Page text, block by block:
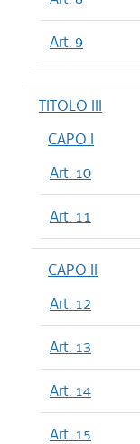
Art. 9
TITOLO III
CAPO I
Art. 10
Art. 11
CAPO II
Art. 12
Art. 13
Art. 14
Art. 15